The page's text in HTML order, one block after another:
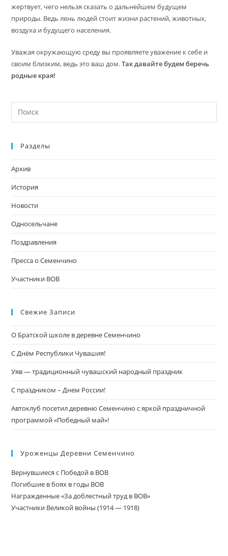
жертвует, чего нельзя сказать о дальнейшем будущем
природы. Ведь лень людей стоит жизни растений, животных,
воздуха и будущего населения.
Уважая окружающую среду вы проявляете уважение к себе и
своим близким, ведь это ваш дом.Так давайте будем беречь
родные края!
Разделы
Архив
История
Новости
Односельчане
Поздравления
Пресса о Семенчино
Участники ВОВ
Свежие Записи
О Братской школе в деревне Семенчино
С Днём Республики Чувашия!
Уяв — традиционный чувашский народный праздник
С праздником – Днем России!
Автоклуб посетил деревню Семенчино с яркой праздничной
программой «Победный май»!
Уроженцы Деревни Семенчино
Вернувшиеся с Победой в ВОВ
Погибшие в боях в годы ВОВ
Награжденные «За доблестный труд в ВОВ»
Участники Великой войны (1914 — 1918)